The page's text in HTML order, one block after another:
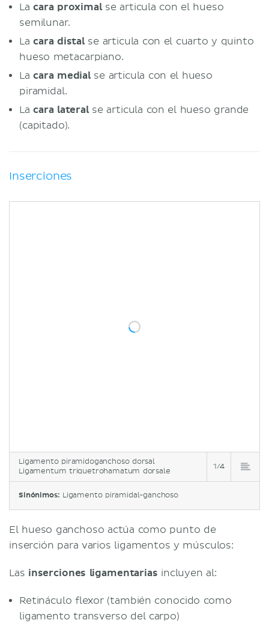
Lacara proximalse articula con el hueso
semilunar.
Lacara distalse articula con el cuarto y quinto
hueso metacarpiano.
Lacara medialse articula con el hueso
piramidal.
Lacara lateralse articula con el hueso grande
(capitado).
Inserciones
Ligamento piramidoganchoso dorsal
Ligamentum triquetrohamatum dorsale
1/4
Sinónimos: Ligamento piramidal-ganchoso
El hueso ganchoso actúa como punto de
inserción para varios ligamentos y músculos:
Las inserciones ligamentarias incluyen al:
Retináculo flexor (también conocido como
ligamento transverso del carpo)